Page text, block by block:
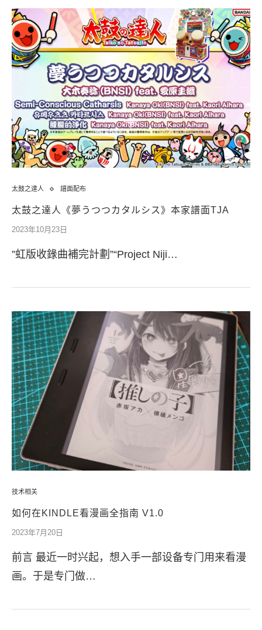
太鼓之達人 譜面配布
太鼓之達人《夢うつつカタルシス》本家譜面TJA
2023年10月23日
”虹版收錄曲補完計劃”“Project Niji…
技术相关
如何在KINDLE看漫画全指南 V1.0
2023年7月20日
前言 最近一时兴起，想入手一部设备专门用来看漫
画。于是专门做…